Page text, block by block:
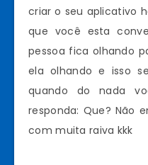
criar o seu aplicativo
que você esta
pessoa fica olhando
ela olhando e isso
quando do nada
responda: Que? Não
com muita raiva kkk